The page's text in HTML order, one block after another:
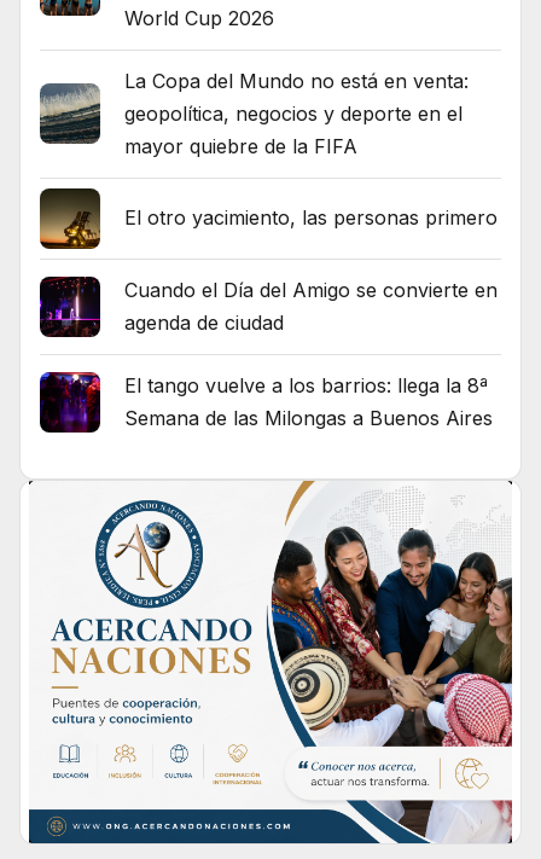
World Cup 2026
La Copa del Mundo no está en venta:
geopolítica, negocios y deporte en el
mayor quiebre de la FIFA
El otro yacimiento, las personas primero
Cuando el Día del Amigo se convierte en
agenda de ciudad
El tango vuelve a los barrios: llega la 8ª
Semana de las Milongas a Buenos Aires